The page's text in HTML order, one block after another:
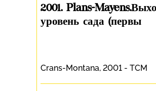
2001. Plans-
уровень сада (первы
Crans-Montana, 2001 - TCM